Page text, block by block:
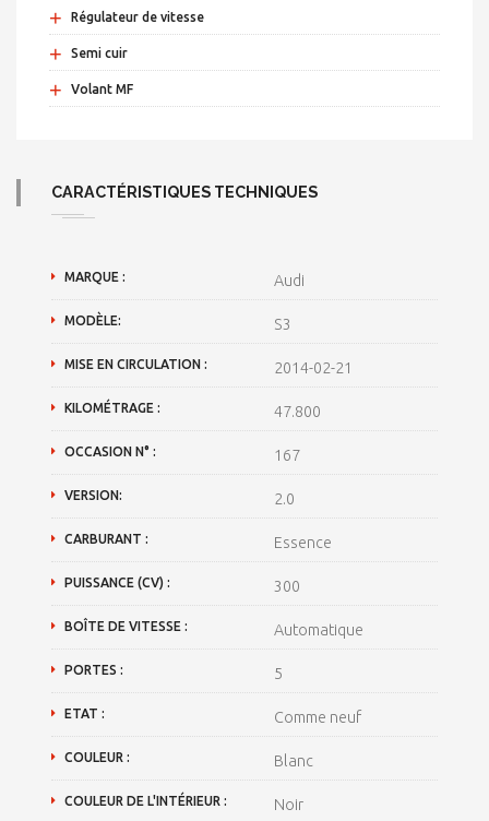
+ Régulateur de vitesse
+ Semi cuir
+ Volant MF
CARACTÉRISTIQUES TECHNIQUES
MARQUE : Audi
MODÈLE: S3
MISE EN CIRCULATION : 2014-02-21
KILOMÉTRAGE : 47.800
OCCASION N° : 167
VERSION: 2.0
CARBURANT : Essence
PUISSANCE (CV) : 300
BOÎTE DE VITESSE : Automatique
PORTES : 5
ETAT : Comme neuf
COULEUR : Blanc
COULEUR DE L'INTÉRIEUR : Noir